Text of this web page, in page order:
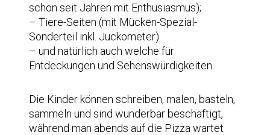
schon seit Jahren mit Enthusiasmus);
– Tiere-Seiten (mit Mücken-Spezial-
Sonderteil inkl. Juckometer)
– und natürlich auch welche für
Entdeckungen und Sehenswürdigkeiten.
Die Kinder können schreiben, malen, basteln,
sammeln und sind wunderbar beschäftigt,
während man abends auf die Pizza wartet